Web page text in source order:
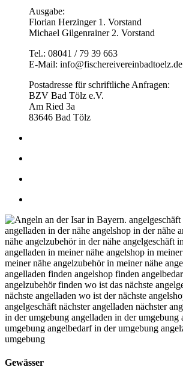
Ausgabe:
Florian Herzinger 1. Vorstand
Michael Gilgenrainer 2. Vorstand
Tel.: 08041 / 79 39 663
E-Mail: info@fischereivereinbadtoelz.de
Postadresse für schriftliche Anfragen:
BZV Bad Tölz e.V.
Am Ried 3a
83646 Bad Tölz
Gewässer